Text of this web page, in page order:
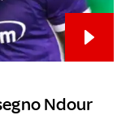
Ndour